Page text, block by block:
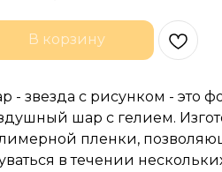
В корзину
- звезда с рисунком - это
шар с гелием.
пленки,
в течении